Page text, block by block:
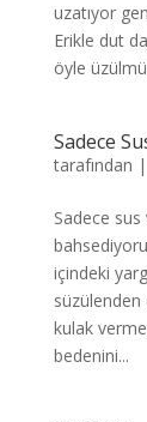
uzatıyor
Erikle dut
öyle
Sadece
tarafından |
Sadece
içindeki
süzülenden
kulak
bedenini...